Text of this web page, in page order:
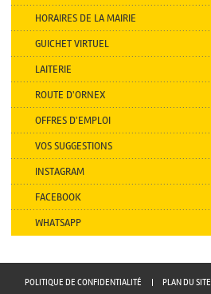
HORAIRES DE LA MAIRIE
GUICHET VIRTUEL
LAITERIE
ROUTE D'ORNEX
OFFRES D'EMPLOI
VOS SUGGESTIONS
INSTAGRAM
FACEBOOK
WHATSAPP
POLITIQUE DE CONFIDENTIALITÉ PLAN DU SITE